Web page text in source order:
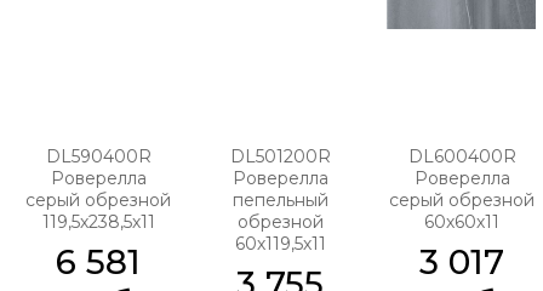
DL590400R
Роверелла
серый обрезной
119,5х238,5х11
6 581
DL501200R
Роверелла
пепельный
обрезной
60х119,5х11
DL600400R
Роверелла
серый обрезной
60х60х11
3 017